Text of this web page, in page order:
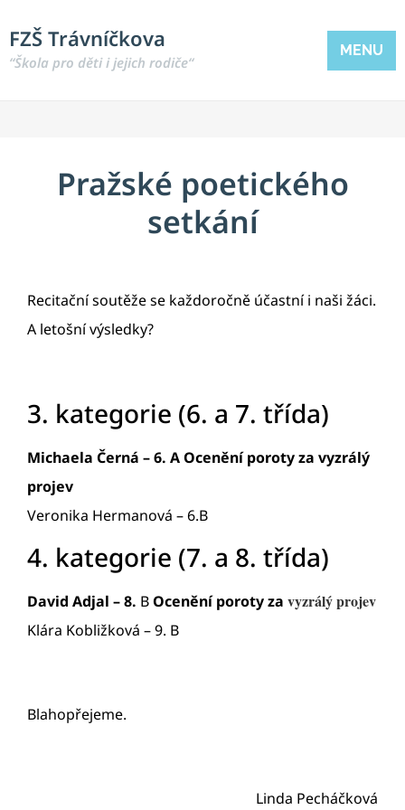
FZŠ Trávníčkova
“Škola pro děti i jejich rodiče“
MENU
Pražské poetického
setkání
Recitační soutěže se každoročně účastní i naši žáci.
A letošní výsledky?
3. kategorie (6. a 7. třída)
Michaela Černá – 6. AOcenění poroty za vyzrálý
projev
Veronika Hermanová – 6.B
4. kategorie (7. a 8. třída)
David Adjal – 8. BOcenění poroty za vyzrálý projev
Klára Kobližková – 9. B
Blahopřejeme.
Linda Pecháčková